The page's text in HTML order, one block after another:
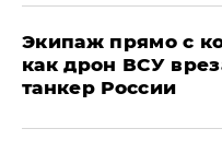
Экипаж прямо с
как дрон ВСУ
танкер России